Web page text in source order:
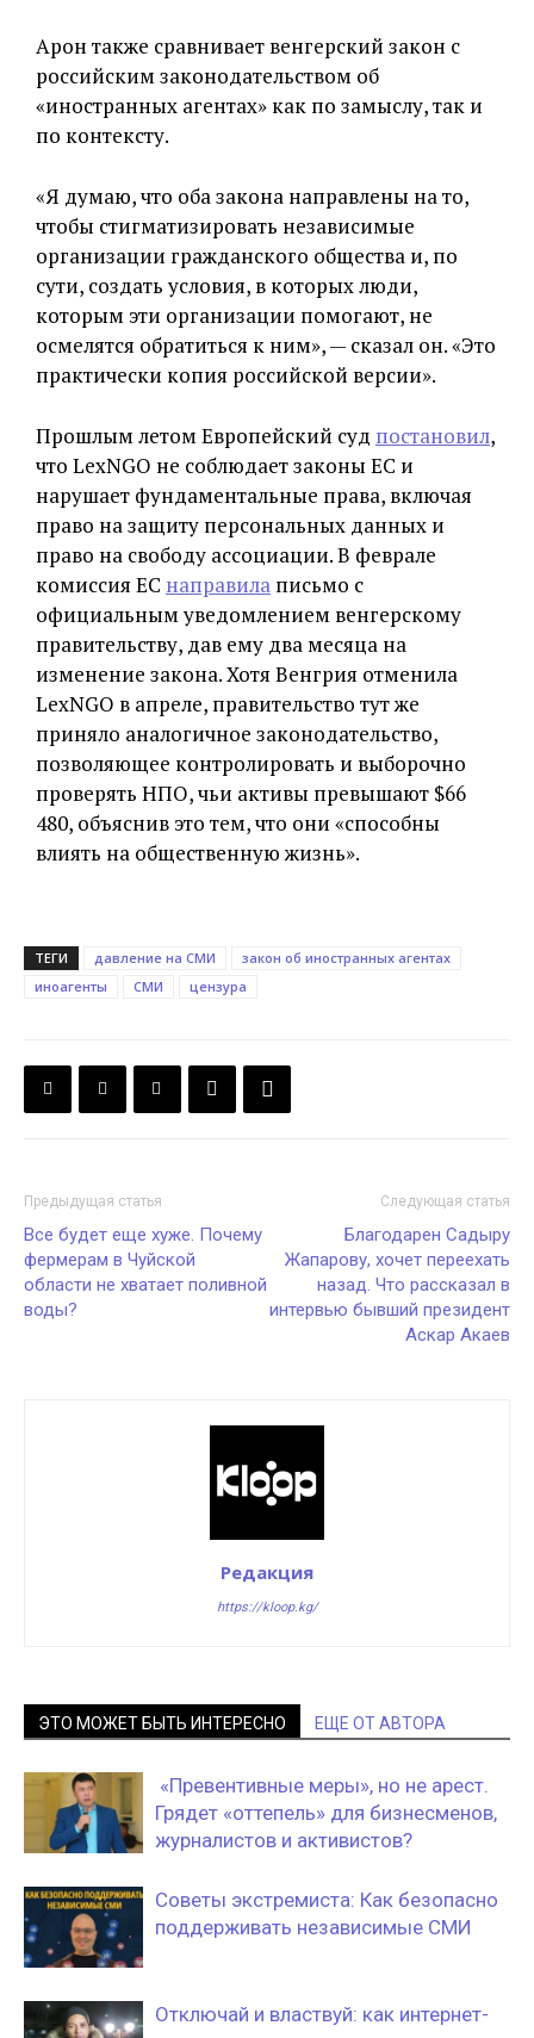
Арон также сравнивает венгерский закон с
российским законодательством об
«иностранных агентах» как по замыслу, так и
по контексту.
«Я думаю, что оба закона направлены на то,
чтобы стигматизировать независимые
организации гражданского общества и, по
сути, создать условия, в которых люди,
которым эти организации помогают, не
осмелятся обратиться к ним», — сказал он. «Это
практически копия российской версии».
Прошлым летом Европейский суд постановил,
что LexNGO не соблюдает законы ЕС и
нарушает фундаментальные права, включая
право на защиту персональных данных и
право на свободу ассоциации. В феврале
комиссия ЕС направила письмо с
официальным уведомлением венгерскому
правительству, дав ему два месяца на
изменение закона. Хотя Венгрия отменила
LexNGO в апреле, правительство тут же
приняло аналогичное законодательство,
позволяющее контролировать и выборочно
проверять НПО, чьи активы превышают $66
480, объяснив это тем, что они «способны
влиять на общественную жизнь».
ТЕГИ давление на СМИ
закон об иностранных агентах
иноагенты
СМИ цензура
Предыдущая статья
Все будет еще хуже. Почему
фермерам в Чуйской
области не хватает поливной
воды?
Следующая статья
Благодарен Садыру
Жапарову, хочет переехать
назад. Что рассказал в
интервью бывший президент
Аскар Акаев
Редакция
https://kloop.kg/
ЭТО МОЖЕТ БЫТЬ ИНТЕРЕСНО ЕЩЕ ОТ АВТОРА
«Превентивные меры», но не арест.
Грядет «оттепель» для бизнесменов,
журналистов и активистов?
Советы экстремиста: Как безопасно
поддерживать независимые СМИ
Отключай и властвуй: как интернет-